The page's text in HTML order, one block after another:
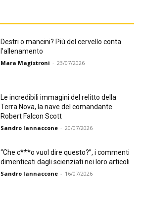
Destri o mancini? Più del cervello conta
l’allenamento
Mara Magistroni - 23/07/2026
Le incredibili immagini del relitto della
Terra Nova, la nave del comandante
Robert Falcon Scott
Sandro Iannaccone - 20/07/2026
“Che c***o vuol dire questo?”, i commenti
dimenticati dagli scienziati nei loro articoli
Sandro Iannaccone - 16/07/2026